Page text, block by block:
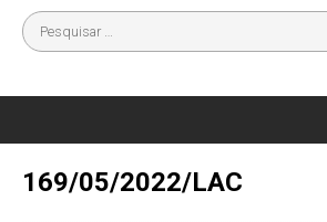
169/05/2022/LAC